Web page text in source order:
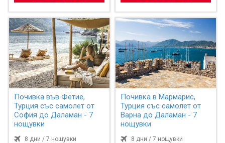
Почивка във Фетие,
Турция със самолет от
София до Даламан - 7
нощувки
8 дни / 7 нощувки
Почивка в Мармарис,
Турция със самолет от
Варна до Даламан - 7
нощувки
8 дни / 7 нощувки